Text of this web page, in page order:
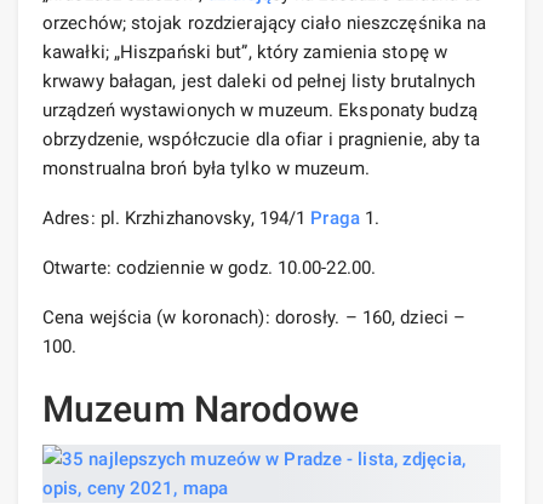
orzechów; stojak rozdzierający ciało nieszczęśnika na
kawałki; „Hiszpański but”, który zamienia stopę w
krwawy bałagan, jest daleki od pełnej listy brutalnych
urządzeń wystawionych w muzeum. Eksponaty budzą
obrzydzenie, współczucie dla ofiar i pragnienie, aby ta
monstrualna broń była tylko w muzeum.
Adres: pl. Krzhizhanovsky, 194/1 Praga1.
Otwarte: codziennie w godz. 10.00-22.00.
Cena wejścia (w koronach): dorosły. – 160, dzieci –
100.
Muzeum Narodowe